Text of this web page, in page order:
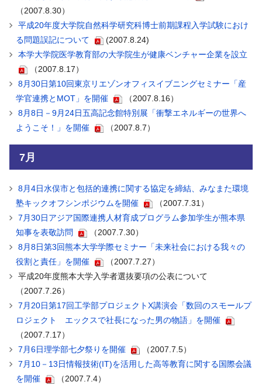
（2007.8.30）
平成20年度大学院自然科学研究科博士前期課程入学試験におけ
る問題誤記について
(2007.8.24)
本学大学院医学教育部の大学院生が健康ベンチャー企業を設立
（2007.8.17）
8月30日第10回東京リエゾンオフィスイブニングセミナー「産
学官連携とMOT」を開催
（2007.8.16）
8月8日－9月24日五高記念館特別展「衝撃エネルギーの世界へ
ようこそ！」を開催
（2007.8.7）
7月
8月4日水俣市と包括的連携に関する協定を締結、みなまた環境
塾キックオフシンポジウムを開催
（2007.7.31）
7月30日アジア国際連携人材育成プログラム参加学生が熊本県
知事を表敬訪問
（2007.7.30）
8月8日第3回熊本大学学際セミナー「未来社会における我々の
役割と責任」を開催
（2007.7.27）
平成20年度熊本大学入学者選抜要項の公表について
（2007.7.26）
7月20日第17回工学部プロジェクトX講演会「数回のスモールプ
ロジェクト エックスで社長になった男の物語」を開催
（2007.7.17）
7月6日理学部七夕祭りを開催
（2007.7.5）
7月10－13日情報技術(IT)を活用した高等教育に関する国際会議
を開催
（2007.7.4）